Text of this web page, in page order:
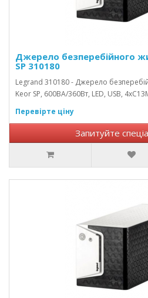
Джерело безперебійного
SP 310180
Legrand 310180 - Джерело
Keor SP, 600ВА/360Вт, LED, USB,
Перевірте ціну
Запитуйте